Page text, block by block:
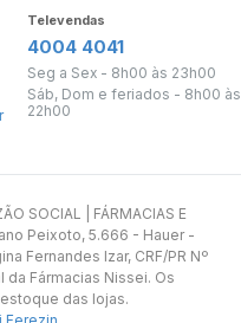
Televendas
4004 4041
Seg a Sex - 8h00 às 23h00
Sáb, Dom e feriados - 8h00 às
22h00
SOCIAL | FÁRMACIAS E
Peixoto, 5.666 - Hauer -
Fernandes Izar, CRF/PR Nº
Fármacias Nissei. Os
das lojas.